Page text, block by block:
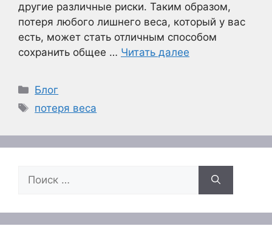
другие различные риски. Таким образом,
потеря любого лишнего веса, который у вас
есть, может стать отличным способом
сохранить общее … Читать далее
Рубрики
Блог
Метки
потеря веса
Поиск: